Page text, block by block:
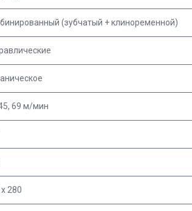
(зубчатый + клиноременной)
69 м/мин
280